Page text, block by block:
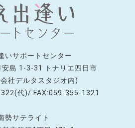
いサポートセンター
安島 1-3-31 トナリエ四日市
社デルタスタジオ内)
代)/ FAX:059-355-1321
勢サテライト